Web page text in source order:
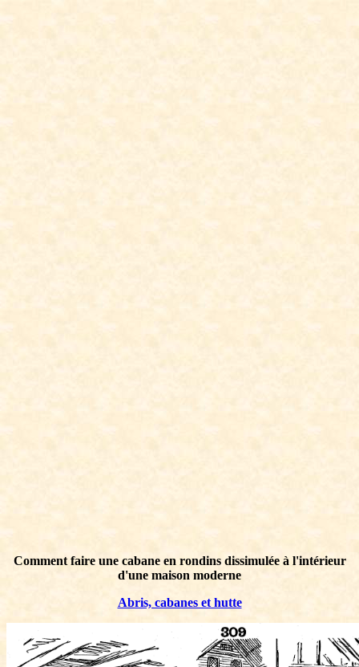
Comment faire une cabane en rondins dissimulée à l'intérieur
d'une maison moderne
Abris, cabanes et hutte